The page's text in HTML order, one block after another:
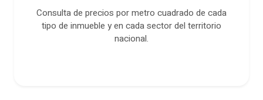
Consulta de precios por metro cuadrado de cada
tipo de inmueble y en cada sector del territorio
nacional.